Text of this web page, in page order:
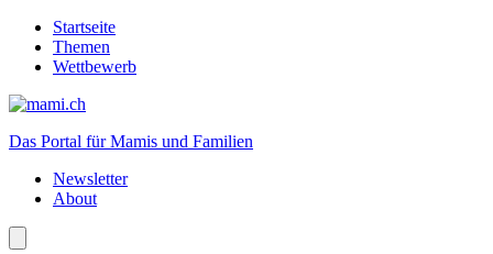
Startseite
Themen
Wettbewerb
Das Portal für Mamis und Familien
Newsletter
About